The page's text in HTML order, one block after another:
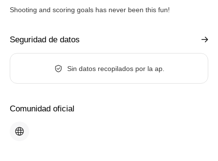
Shooting and scoring goals has never been this fun!
Seguridad de datos
Sin datos recopilados por la ap.
Comunidad oficial